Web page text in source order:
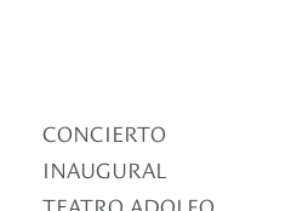
CONCIERTO
INAUGURAL
TEATRO ADOLFO